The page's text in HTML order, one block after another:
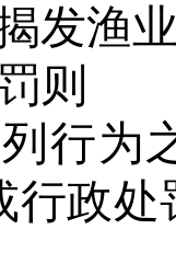
发渔
则
行为
行政